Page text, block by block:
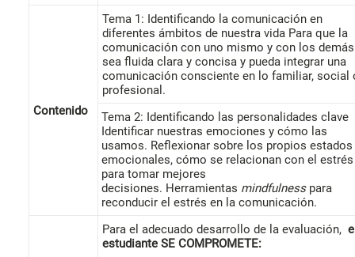
Contenido
Tema 1: Identificando la comunicación en
diferentes ámbitos de nuestra vida Para que la
comunicación con uno mismo y con los demás
sea fluida clara y concisa y pueda integrar una
comunicación consciente en lo familiar, social
profesional.
Tema 2: Identificando las personalidades clave
Identificar nuestras emociones y cómo las
usamos. Reflexionar sobre los propios estados
emocionales, cómo se relacionan con el estrés
para tomar mejores
decisiones. Herramientas mindfulnesspara
reconducir el estrés en la comunicación.
Para el adecuado desarrollo de la evaluación,
estudiante SE COMPROMETE: